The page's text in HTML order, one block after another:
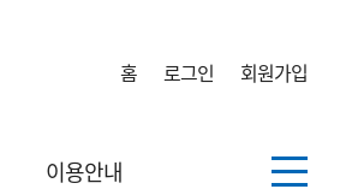
홈 로그인 회원가입
이용안내